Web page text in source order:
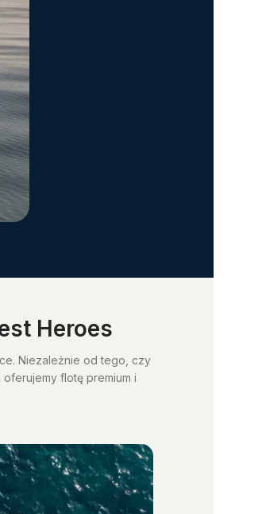
Heroes
Niezależnie od tego, czy
flotę premium i